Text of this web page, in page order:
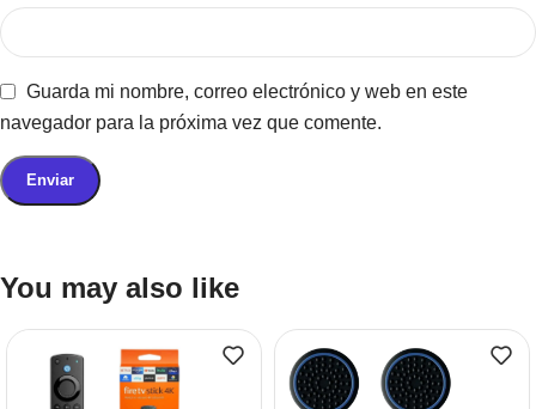
Guarda mi nombre, correo electrónico y web en este
navegador para la próxima vez que comente.
You may also like